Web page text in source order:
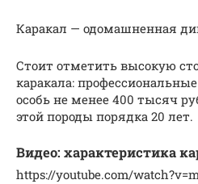
Каракал — одомашненная
Стоит отметить высокую
каракала:
особь не менее 400 тысяч
этой породы порядка 20 лет.
Видео: характеристика
https://youtube.com/